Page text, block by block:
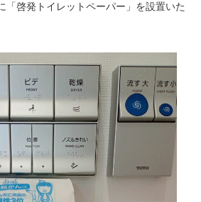
「啓発トイレットペーパー」を設置いた